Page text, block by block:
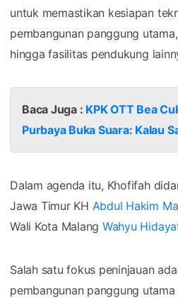
untuk memastikan kesiapan
pembangunan panggung
hingga fasilitas pendukung
Baca Juga : KPK OTT Bea
Purbaya Buka Suara: Kalau
Dalam agenda itu, Khofifah
Jawa Timur KH Abdul Hakim
Wali Kota Malang Wahyu
Salah satu fokus peninjauan
pembangunan panggung